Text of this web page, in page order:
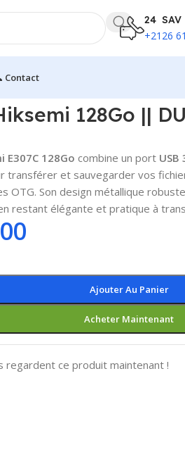
24 SAV
+2126
Contact
128Go ||
E307C 128Go combine un port USB
transférer et sauvegarder vos
OTG. Son design métallique
restant élégante et pratique à
Ajouter Au Panier
Acheter Maintenant
regardent ce produit maintenant !